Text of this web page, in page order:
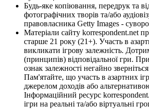
Будь-яке копіювання, передрук та
фотографічних творів та/або
правовласника Getty Images - суворо
Матеріали сайту korrespondent.net
старше 21 року (21+). Участь в
викликати ігрову залежність.
(принципів) відповідальної гри.
ознак залежності негайно
Пам'ятайте, що участь в азартних
джерелом доходів або
Інформаційний ресурс
ігри на реальні та/або віртуальні